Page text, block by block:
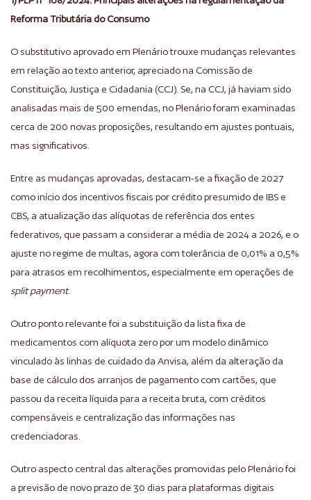
Reforma Tributária do Consumo
O substitutivo aprovado em Plenário trouxe mudanças relevantes
em relação ao texto anterior, apreciado na Comissão de
Constituição, Justiça e Cidadania (CCJ). Se, na CCJ, já haviam sido
analisadas mais de 500 emendas, no Plenário foram examinadas
cerca de 200 novas proposições, resultando em ajustes pontuais,
mas significativos.
Entre as mudanças aprovadas, destacam-se a fixação de 2027
como início dos incentivos fiscais por crédito presumido de IBS e
CBS, a atualização das alíquotas de referência dos entes
federativos, que passam a considerar a média de 2024 a 2026, e o
ajuste no regime de multas, agora com tolerância de 0,01% a 0,5%
para atrasos em recolhimentos, especialmente em operações de
split payment.
Outro ponto relevante foi a substituição da lista fixa de
medicamentos com alíquota zero por um modelo dinâmico
vinculado às linhas de cuidado da Anvisa, além da alteração da
base de cálculo dos arranjos de pagamento com cartões, que
passou da receita líquida para a receita bruta, com créditos
compensáveis e centralização das informações nas
credenciadoras.
Outro aspecto central das alterações promovidas pelo Plenário foi
a previsão de novo prazo de 30 dias para plataformas digitais